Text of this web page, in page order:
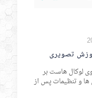
تصویری
لوکال هاست بر
و تنظیمات پس از